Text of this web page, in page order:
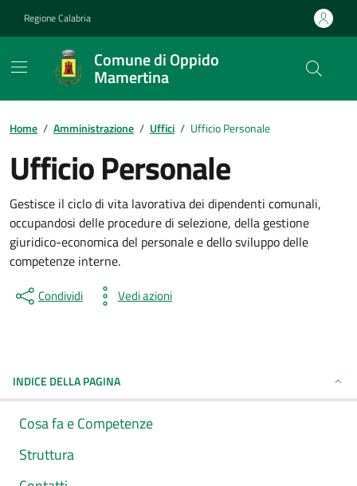
Regione Calabria
Comune di Oppido
Mamertina
Home / Amministrazione / Uffici / Ufficio Personale
Ufficio Personale
Gestisce il ciclo di vita lavorativa dei dipendenti comunali,
occupandosi delle procedure di selezione, della gestione
giuridico-economica del personale e dello sviluppo delle
competenze interne.
Condividi Vedi azioni
INDICE DELLA PAGINA
Cosa fa e Competenze
Struttura